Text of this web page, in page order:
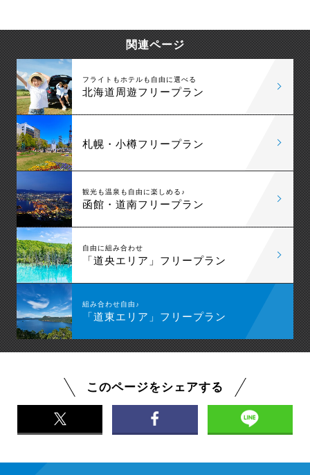
うが電車の便がいい場合などもあります。
自然豊かなエリアなので、道内での移動はレンタカ
ーが断然おすすめです。
関連ページ
フライトもホテルも自由に選べる
北海道周遊フリープラン
札幌・小樽フリープラン
観光も温泉も自由に楽しめる♪
函館・道南フリープラン
自由に組み合わせ
「道央エリア」フリープラン
組み合わせ自由♪
「道東エリア」フリープラン
このページをシェアする